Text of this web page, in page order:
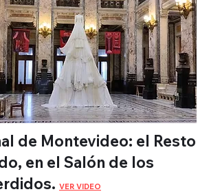
de Montevideo: el Resto
en el Salón de los
VER VIDEO